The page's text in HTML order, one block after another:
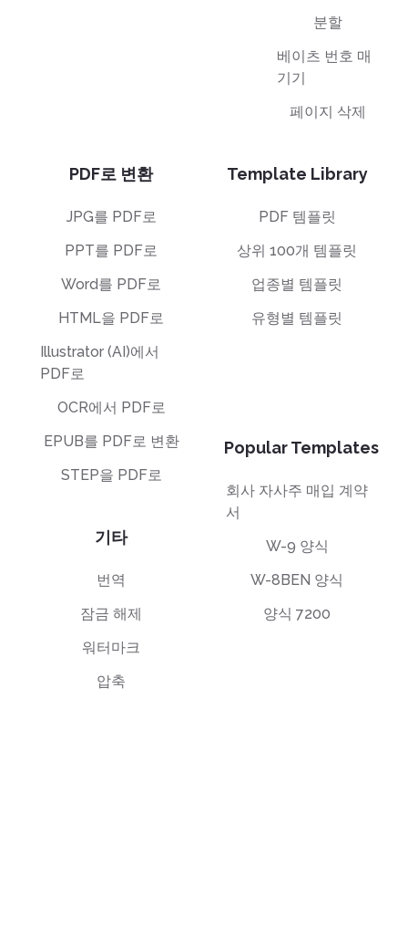
분할
베이츠 번호 매
기기
페이지 삭제
PDF로 변환
JPG를 PDF로
PPT를 PDF로
Word를 PDF로
HTML을 PDF로
Illustrator (AI)에서
PDF로
OCR에서 PDF로
EPUB를 PDF로 변환
STEP을 PDF로
기타
번역
잠금 해제
워터마크
압축
Template Library
PDF 템플릿
상위 100개 템플릿
업종별 템플릿
유형별 템플릿
Popular Templates
회사 자사주 매입 계약
서
W-9 양식
W-8BEN 양식
양식 7200